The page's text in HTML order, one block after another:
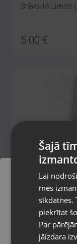
Stāvoklis Lietots
5.00 €
Nintendo
Daugavpils,
Stāvoklis Lietots
5.50€
Vietnes
Šajā
Lai
mēs
piekrītat
Par
jāizdara